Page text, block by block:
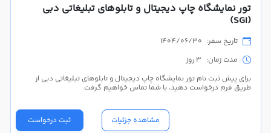
تور نمایشگاه چاپ دیجیتال و تابلوهای تبلیغاتی دبی
(SGI)
تاریخ سفر: 1404/06/30
مدت زمان: 3 روز
برای پیش ثبت نام تور نمایشگاه چاپ دیجیتال و تابلوهای تبلیغاتی دبی از
طریق فرم درخواست دهید، با شما تماس خواهیم گرفت.
ثبت درخواست مشاهده جزئیات